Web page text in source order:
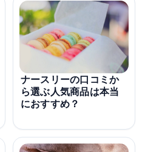
ナースリーの口コミか
ら選ぶ人気商品は本当
におすすめ？